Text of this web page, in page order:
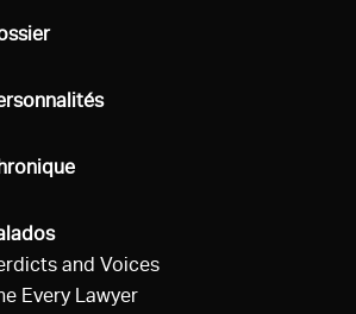
and Voices
Every Lawyer